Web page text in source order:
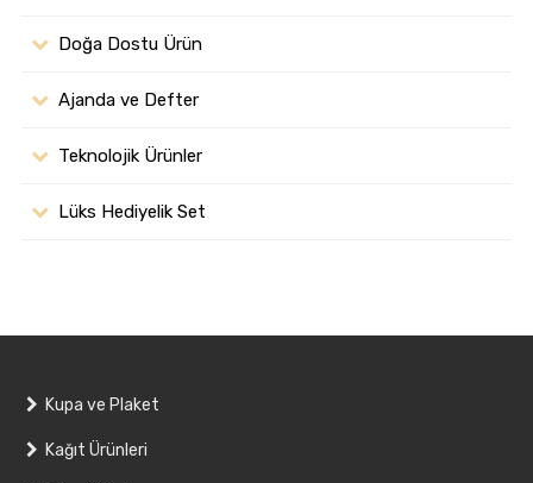
Doğa Dostu Ürün
Ajanda ve Defter
Teknolojik Ürünler
Lüks Hediyelik Set
Kupa ve Plaket
Kağıt Ürünleri